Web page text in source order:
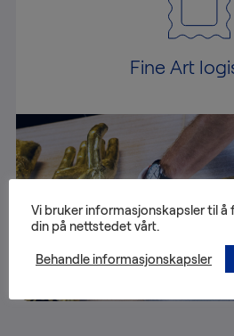
Fine Art
Vi bruker informasjonskapsler til
din på nettstedet vårt.
Behandle informasjonskapsler